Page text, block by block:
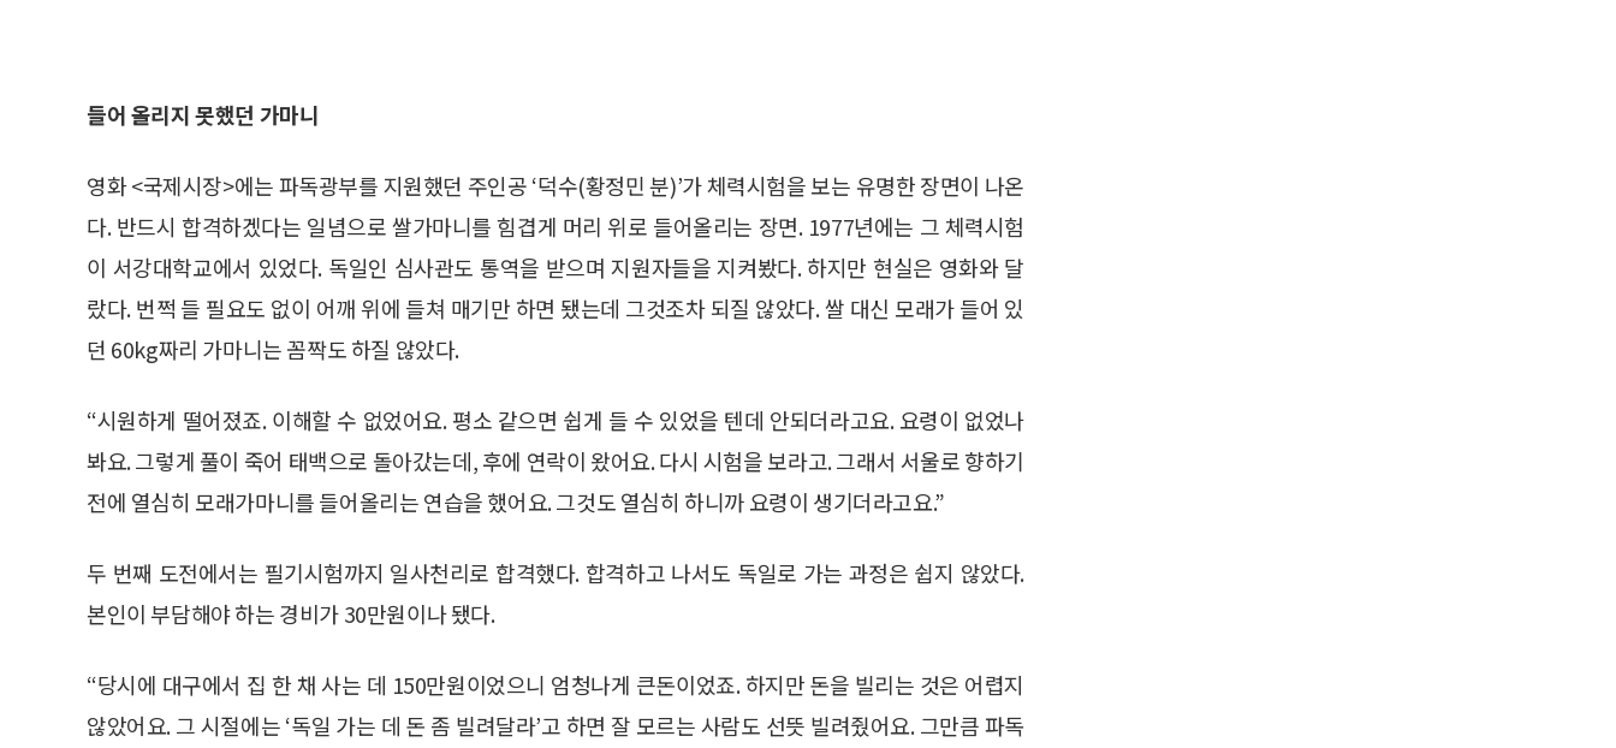
들어 올리지 못했던 가마니
영화 <국제시장>에는 파독광부를 지원했던 주인공 ‘덕수(황정민 분)’가 체력시험을 보는 유명한 장면이 나온
다. 반드시 합격하겠다는 일념으로 쌀가마니를 힘겹게 머리 위로 들어올리는 장면. 1977년에는 그 체력시험
이 서강대학교에서 있었다. 독일인 심사관도 통역을 받으며 지원자들을 지켜봤다. 하지만 현실은 영화와 달
랐다. 번쩍 들 필요도 없이 어깨 위에 들쳐 매기만 하면 됐는데 그것조차 되질 않았다. 쌀 대신 모래가 들어 있
던 60kg짜리 가마니는 꼼짝도 하질 않았다.
“시원하게 떨어졌죠. 이해할 수 없었어요. 평소 같으면 쉽게 들 수 있었을 텐데 안되더라고요. 요령이 없었나
봐요. 그렇게 풀이 죽어 태백으로 돌아갔는데, 후에 연락이 왔어요. 다시 시험을 보라고. 그래서 서울로 향하기
전에 열심히 모래가마니를 들어올리는 연습을 했어요. 그것도 열심히 하니까 요령이 생기더라고요.”
두 번째 도전에서는 필기시험까지 일사천리로 합격했다. 합격하고 나서도 독일로 가는 과정은 쉽지 않았다.
본인이 부담해야 하는 경비가 30만원이나 됐다.
“당시에 대구에서 집 한 채 사는 데 150만원이었으니 엄청나게 큰돈이었죠. 하지만 돈을 빌리는 것은 어렵지
않았어요. 그 시절에는 ‘독일 가는 데 돈 좀 빌려달라’고 하면 잘 모르는 사람도 선뜻 빌려줬어요. 그만큼 파독